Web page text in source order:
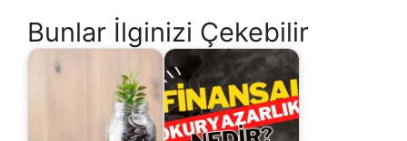
Bunlar İlginizi Çekebilir